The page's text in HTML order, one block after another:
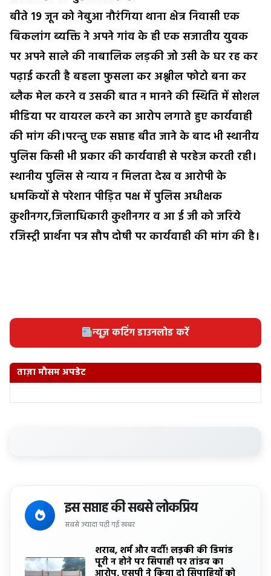
बीते 19 जून को नेबुआ नौरंगिया थाना क्षेत्र निवासी एक
बिकलांग ब्यक्ति ने अपने गांव के ही एक सजातीय युवक
पर अपने साले की नाबालिक लड़की जो उसी के घर रह कर
पढ़ाई करती है बहला फुसला कर अश्लील फोटो बना कर
ब्लैक मेल करने व उसकी बात न मानने की स्थिति में सोशल
मीडिया पर वायरल करने का आरोप लगाते हुए कार्यवाही
की मांग की।परन्तु एक सप्ताह बीत जाने के बाद भी स्थानीय
पुलिस किसी भी प्रकार की कार्यवाही से परहेज करती रही।
स्थानीय पुलिस से न्याय न मिलता देख व आरोपी के
धमकियों से परेशान पीड़ित पक्ष में पुलिस अधीक्षक
कुशीनगर,जिलाधिकारी कुशीनगर व आ ई जी को जरिये
रजिस्ट्री प्रार्थना पत्र सौप दोषी पर कार्यवाही की मांग की है।
न्यूज़ कटिंग डाउनलोड करें
ताज़ा मौसम अपडेट
इस सप्ताह की सबसे लोकप्रिय
सबसे ज्यादा पढ़ी गई खबर
शराब, शर्म और वर्दी! लड़की की डिमांड
पूरी न होने पर सिपाही पर तांडव का